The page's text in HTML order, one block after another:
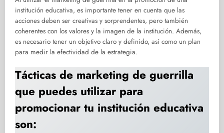
institución educativa, es importante tener en cuenta que las
acciones deben ser creativas y sorprendentes, pero también
coherentes con los valores y la imagen de la institución. Además,
es necesario tener un objetivo claro y definido, así como un plan
para medir la efectividad de la estrategia.
Tácticas de marketing de guerrilla
que puedes utilizar para
promocionar tu institución educativa
son: